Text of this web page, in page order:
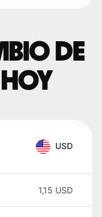
de
hoy
USD
1,15 USD